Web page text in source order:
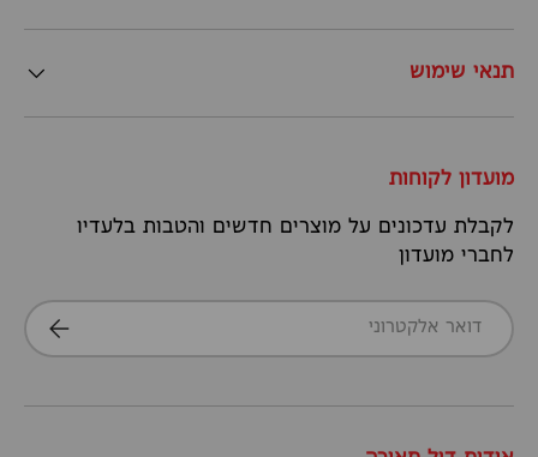
תנאי שימוש
מועדון לקוחות
לקבלת עדכונים על מוצרים חדשים והטבות בלעדיו
לחברי מועדון
דואר אלקטרוני
הרשמה